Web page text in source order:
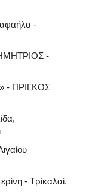
-
-
- ΠΡΙΓΚΟΣ
- Τρίκαλαί.